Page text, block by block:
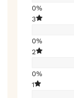
0%
3
0%
2
0%
1